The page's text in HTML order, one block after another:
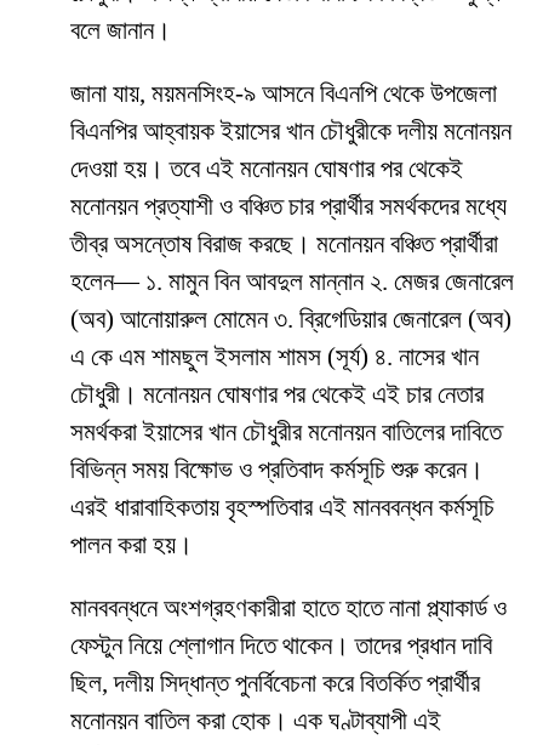
বলে জানান।
জানা যায়, ময়মনসিংহ-৯ আসনে বিএনপি থেকে উপজেলা
বিএনপির আহ্বায়ক ইয়াসের খান চৌধুরীকে দলীয় মনোনয়ন
দেওয়া হয়। তবে এই মনোনয়ন ঘোষণার পর থেকেই
মনোনয়ন প্রত্যাশী ও বঞ্চিত চার প্রার্থীর সমর্থকদের মধ্যে
তীব্র অসন্তোষ বিরাজ করছে। মনোনয়ন বঞ্চিত প্রার্থীরা
হলেন— ১. মামুন বিন আবদুল মান্নান ২. মেজর জেনারেল
(অব) আনোয়ারুল মোমেন ৩. ব্রিগেডিয়ার জেনারেল (অব)
এ কে এম শামছুল ইসলাম শামস (সূর্য) ৪. নাসের খান
চৌধুরী। মনোনয়ন ঘোষণার পর থেকেই এই চার নেতার
সমর্থকরা ইয়াসের খান চৌধুরীর মনোনয়ন বাতিলের দাবিতে
বিভিন্ন সময় বিক্ষোভ ও প্রতিবাদ কর্মসূচি শুরু করেন।
এরই ধারাবাহিকতায় বৃহস্পতিবার এই মানববন্ধন কর্মসূচি
পালন করা হয়।
মানববন্ধনে অংশগ্রহণকারীরা হাতে হাতে নানা প্ল্যাকার্ড ও
ফেস্টুন নিয়ে শ্লোগান দিতে থাকেন। তাদের প্রধান দাবি
ছিল, দলীয় সিদ্ধান্ত পুনর্বিবেচনা করে বিতর্কিত প্রার্থীর
মনোনয়ন বাতিল করা হোক। এক ঘণ্টাব্যাপী এই